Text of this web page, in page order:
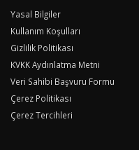
Yasal Bilgiler
Kullanım Koşulları
Gizlilik Politikası
KVKK Aydınlatma Metni
Veri Sahibi Başvuru Formu
Çerez Politikası
Çerez Tercihleri